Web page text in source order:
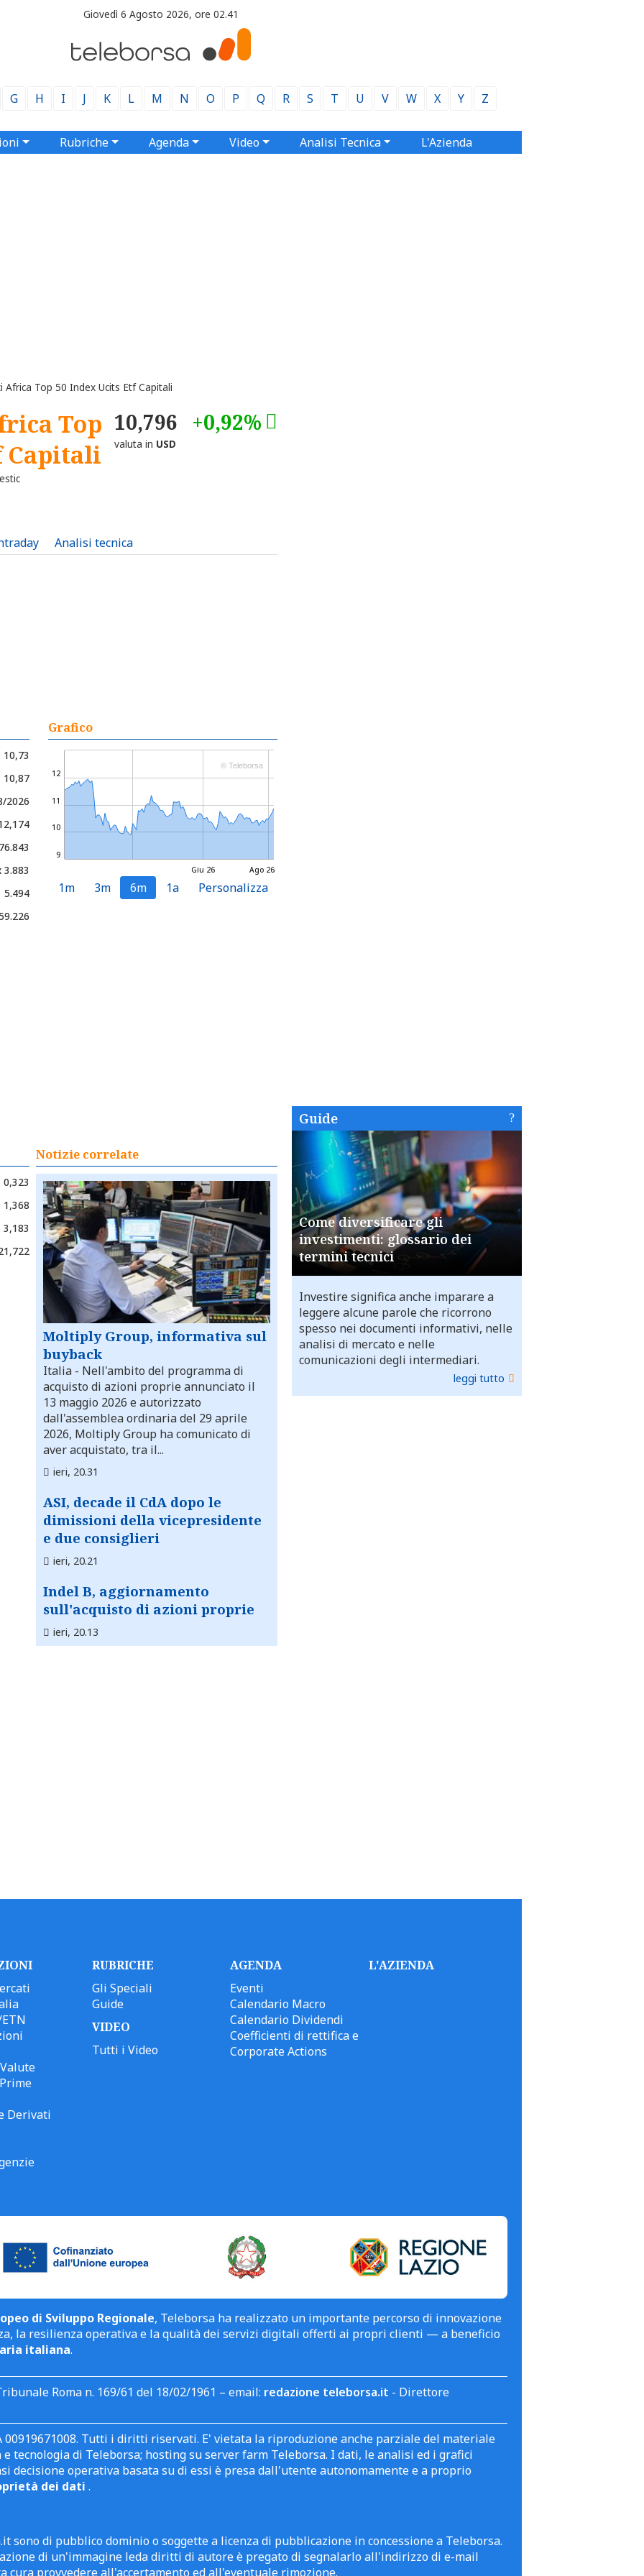
Giovedì 6 Agosto 2026, ore 02.41
G H I J K L M N O P Q R S T U V W X Y Z
Rubriche Agenda Video Analisi Tecnica L'Azienda
Top 50 Index Ucits Etf Capitali
Top
Capitali
10,796 +0,92%
valuta in USD
Analisi tecnica
10,73
10,87
2026
3.883
5.494
Grafico
Giu 26 Ago 26
9
10
11
12
© Teleborsa
1m 3m 6m 1a Personalizza
0,323
1,368
3,183
Notizie correlate
Moltiply Group, informativa sul
buyback
Italia - Nell'ambito del programma di
acquisto di azioni proprie annunciato il
13 maggio 2026 e autorizzato
dall'assemblea ordinaria del 29 aprile
2026, Moltiply Group ha comunicato di
aver acquistato, tra il...
ieri, 20.31
ASI, decade il CdA dopo le
dimissioni della vicepresidente
e due consiglieri
ieri, 20.21
Indel B, aggiornamento
sull'acquisto di azioni proprie
ieri, 20.13
Guide
Come diversificare gli
investimenti: glossario dei
termini tecnici
Investire significa anche imparare a
leggere alcune parole che ricorrono
spesso nei documenti informativi, nelle
analisi di mercato e nelle
comunicazioni degli intermediari.
leggi tutto
Derivati
RUBRICHE
Gli Speciali
Guide
VIDEO
Tutti i Video
AGENDA
Eventi
Calendario Macro
Calendario Dividendi
Coefficienti di rettifica e
Corporate Actions
L'AZIENDA
di Sviluppo Regionale, Teleborsa ha realizzato un importante percorso di innovazione
la resilienza operativa e la qualità dei servizi digitali offerti ai propri clienti — a beneficio
italiana.
Roma n. 169/61 del 18/02/1961 – email: redazione teleborsa.it - Direttore
00919671008. Tutti i diritti riservati. E' vietata la riproduzione anche parziale del materiale
tecnologia di Teleborsa; hosting su server farm Teleborsa. I dati, le analisi ed i grafici
decisione operativa basata su di essi è presa dall'utente autonomamente e a proprio
dei dati .
sono di pubblico dominio o soggette a licenza di pubblicazione in concessione a Teleborsa.
di un'immagine leda diritti di autore è pregato di segnalarlo all'indirizzo di e-mail
cura provvedere all'accertamento ed all'eventuale rimozione.